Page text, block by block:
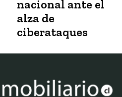
nacional ante el
alza de
ciberataques